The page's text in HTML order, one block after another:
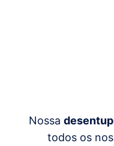
Nossa
todos os